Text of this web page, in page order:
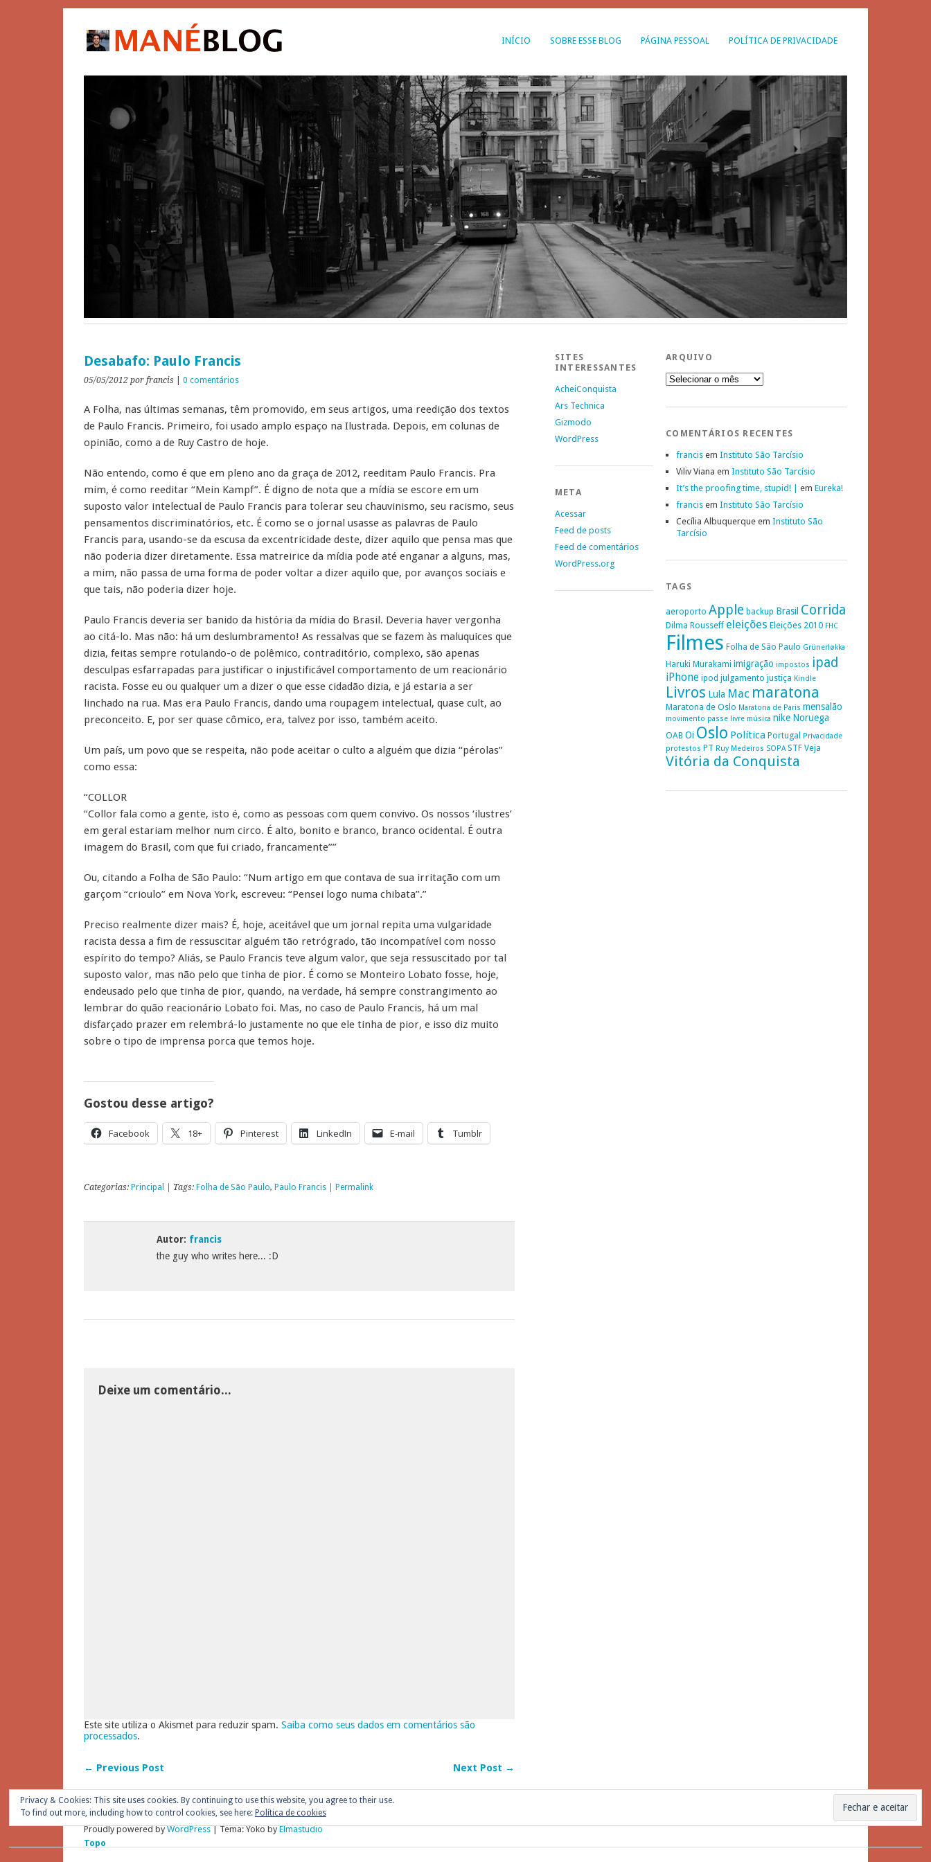
INÍCIO SOBRE ESSE BLOG PÁGINA PESSOAL POLÍTICA DE PRIVACIDADE
Desabafo: Paulo Francis
05/05/2012 por francis 0 comentários
A Folha, nas últimas semanas, têm promovido, em seus artigos, uma reedição dos textos
de Paulo Francis. Primeiro, foi usado amplo espaço na Ilustrada. Depois, em colunas de
opinião, como a de Ruy Castro de hoje.
Não entendo, como é que em pleno ano da graça de 2012, reeditam Paulo Francis. Pra
mim, é como reeditar “Mein Kampf”. É digno de nota que a mídia se escore em um
suposto valor intelectual de Paulo Francis para tolerar seu chauvinismo, seu racismo, seus
pensamentos discriminatórios, etc. É como se o jornal usasse as palavras de Paulo
Francis para, usando-se da escusa da excentricidade deste, dizer aquilo que pensa mas que
não poderia dizer diretamente. Essa matreirice da mídia pode até enganar a alguns, mas,
a mim, não passa de uma forma de poder voltar a dizer aquilo que, por avanços sociais e
que tais, não poderia dizer hoje.
Paulo Francis deveria ser banido da história da mídia do Brasil. Deveria haver vergonha
ao citá-lo. Mas não: há um deslumbramento! As ressalvas que se fazem às maluquices que
dizia, feitas sempre rotulando-o de polêmico, contraditório, complexo, são apenas
desculpas esfarrapadas para justificar o injustificável comportamento de um reacionário
racista. Fosse eu ou qualquer um a dizer o que esse cidadão dizia, e já estaria a ser
linchado na rua. Mas era Paulo Francis, dando uma roupagem intelectual, quase cult, ao
preconceito. E, por ser quase cômico, era, talvez por isso, também aceito.
Um país, um povo que se respeita, não pode aceitar o culto a alguém que dizia “pérolas”
como essa:
“COLLOR
“Collor fala como a gente, isto é, como as pessoas com quem convivo. Os nossos ‘ilustres’
em geral estariam melhor num circo. É alto, bonito e branco, branco ocidental. É outra
imagem do Brasil, com que fui criado, francamente””
Ou, citando a Folha de São Paulo: “Num artigo em que contava de sua irritação com um
garçom “crioulo” em Nova York, escreveu: “Pensei logo numa chibata”.”
Preciso realmente dizer mais? É, hoje, aceitável que um jornal repita uma vulgaridade
racista dessa a fim de ressuscitar alguém tão retrógrado, tão incompatível com nosso
espírito do tempo? Aliás, se Paulo Francis teve algum valor, que seja ressuscitado por tal
suposto valor, mas não pelo que tinha de pior. É como se Monteiro Lobato fosse, hoje,
endeusado pelo que tinha de pior, quando, na verdade, há sempre constrangimento ao
lembrar do quão reacionário Lobato foi. Mas, no caso de Paulo Francis, há um mal
disfarçado prazer em relembrá-lo justamente no que ele tinha de pior, e isso diz muito
sobre o tipo de imprensa porca que temos hoje.
Gostou desse artigo?
Facebook 18+ Pinterest LinkedIn E-mail Tumblr
Categorias: Principal | Tags: Folha de São Paulo, Paulo Francis Permalink
Autor: francis
the guy who writes here... :D
Deixe um comentário...
Este site utiliza o Akismet para reduzir spam. Saiba como seus dados em comentários são
processados.
← Previous Post Next Post →
SITES
INTERESSANTES
AcheiConquista
Ars Technica
Gizmodo
WordPress
META
Acessar
Feed de posts
Feed de comentários
WordPress.org
ARQUIVO
Arquivo
COMENTÁRIOS RECENTES
francis em Instituto São Tarcísio
Viliv Viana em Instituto São Tarcísio
It’s the proofing time, stupid! |
em Eureka!
francis em Instituto São Tarcísio
Cecília Albuquerque em Instituto São
Tarcísio
TAGS
aeroporto Apple backup Brasil Corrida
Dilma Rousseff eleições Eleições 2010 FHC
Filmes Folha de São Paulo Grünerløkka
Haruki Murakami imigração impostos ipad
iPhone ipod julgamento justiça Kindle
Livros Lula Mac maratona
Maratona de Oslo Maratona de Paris mensalão
movimento passe livre música nike Noruega
OAB Oi Oslo Política Portugal
Privacidade
protestos PT Ruy Medeiros SOPA STF Veja
Vitória da Conquista
Proudly powered byWordPress|Tema: Yoko byElmastudio
Topo
Privacy & Cookies: This site uses cookies. By continuing to use this website, you agree to their use.
To find out more, including how to control cookies, see here: Política de cookies